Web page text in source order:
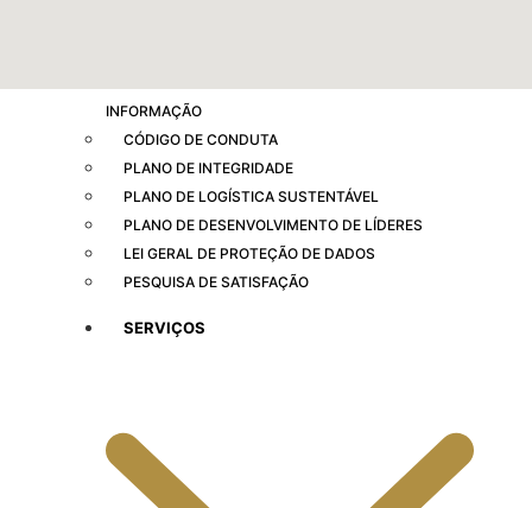
INFORMAÇÃO
CÓDIGO DE CONDUTA
PLANO DE INTEGRIDADE
PLANO DE LOGÍSTICA SUSTENTÁVEL
PLANO DE DESENVOLVIMENTO DE LÍDERES
LEI GERAL DE PROTEÇÃO DE DADOS
PESQUISA DE SATISFAÇÃO
SERVIÇOS